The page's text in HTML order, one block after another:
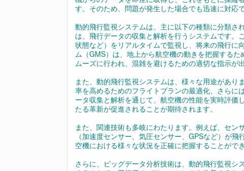
す。そのため、問題が発生した場合でも迅速に対応
動的飛行監視システムは、主に以下の種類に分類さ
は、飛行データの収集と解析を行うシステムです
状態など）をリアルタイムで監視し、将来の飛行に
ム（GMS）は、地上から航空機の動きを把握する
ムーズに行われ、混雑を避けるための適切な指示が出
また、動的飛行監視システムは、様々な用途があ
率を高めるためのフライトプランの最適化、さら
ータ収集と解析を通じて、航空機の性能を実時評
たる革新が促進されることが期待されます。
また、関連技術も多岐にわたります。例えば、セ
（加速度センサー、気圧センサー、GPSなど）が
空機における様々な状況を正確に把握することがで
さらに、ビッグデータ分析技術は、動的飛行監視